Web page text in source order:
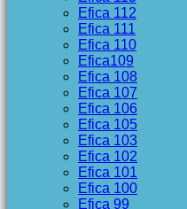
Efica 112
Efica 111
Efica 110
Efica109
Efica 108
Efica 107
Efica 106
Efica 105
Efica 103
Efica 102
Efica 101
Efica 100
Efica 99